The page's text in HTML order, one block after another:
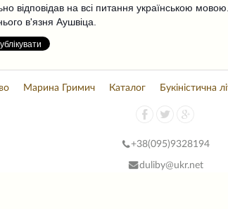
відповідав на всі питання українською
в'язня Аушвіца.
Марина Гримич Каталог Букіністична
+38(095)9328194
duliby@ukr.net